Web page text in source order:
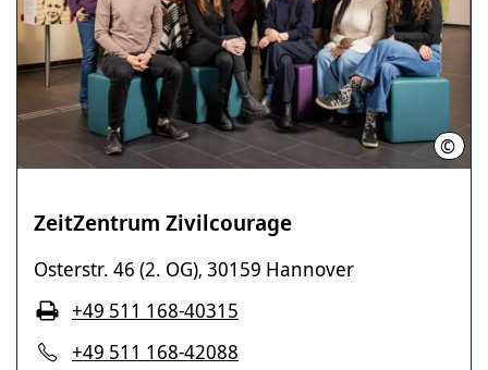
© LHH
ZeitZentrum Zivilcourage
Osterstr. 46 (2. OG), 30159 Hannover
+49 511 168-42088
+49 511 168-40315